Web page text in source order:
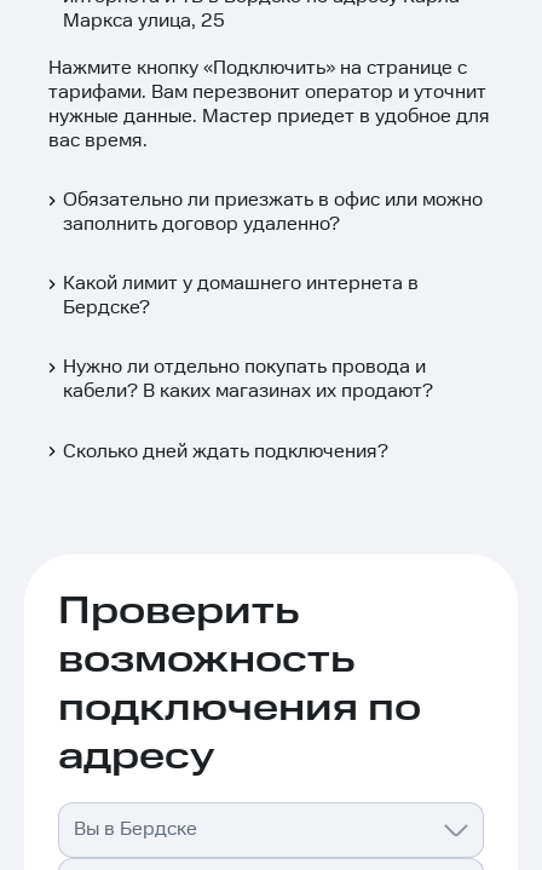
Маркса улица, 25
Нажмите кнопку «Подключить» на странице с
тарифами. Вам перезвонит оператор и уточнит
нужные данные. Мастер приедет в удобное для
вас время.
Обязательно ли приезжать в офис или можно
заполнить договор удаленно?
Какой лимит у домашнего интернета в
Бердске?
Нужно ли отдельно покупать провода и
кабели? В каких магазинах их продают?
Сколько дней ждать подключения?
Проверить
возможность
подключения по
адресу
Вы в Бердске